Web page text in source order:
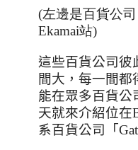
(左邊是百貨公
Ekamai站)
這些百貨公司彼
間大，每一間都
能在眾多百貨公
天就來介紹位在
系百貨公司「